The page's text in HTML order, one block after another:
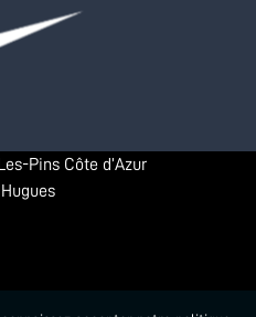
Pins Côte d’Azur